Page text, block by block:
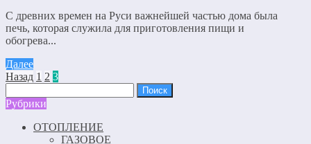
С древних времен на Руси важнейшей частью дома была
печь, которая служила для приготовления пищи и
обогрева...
Далее
Назад 1 2 3
Рубрики
ОТОПЛЕНИЕ
ГАЗОВОЕ